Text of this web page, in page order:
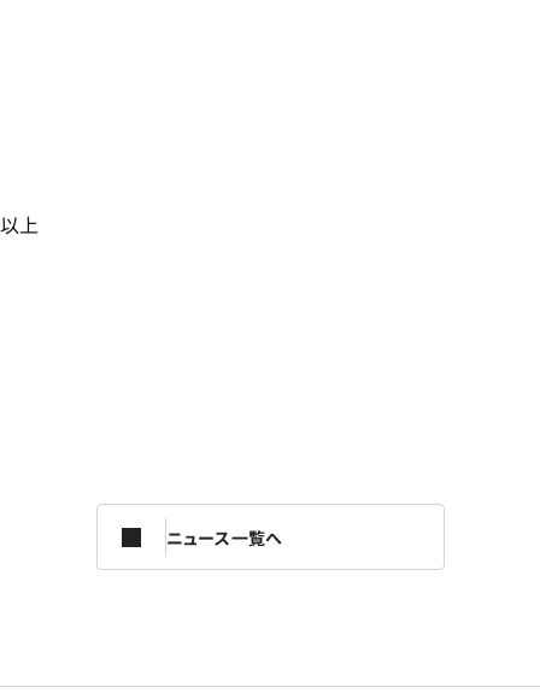
以上
ニュース一覧へ